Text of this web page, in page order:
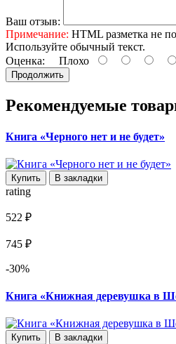
Ваш отзыв:
Примечание: HTML разметка не
Используйте обычный текст.
Оценка: Плохо
Продолжить
Рекомендуемые
Книга «Черного нет и не будет»
Купить В закладки
rating
522 ₽
745 ₽
-30%
Книга «Книжная деревушка в
Купить В закладки